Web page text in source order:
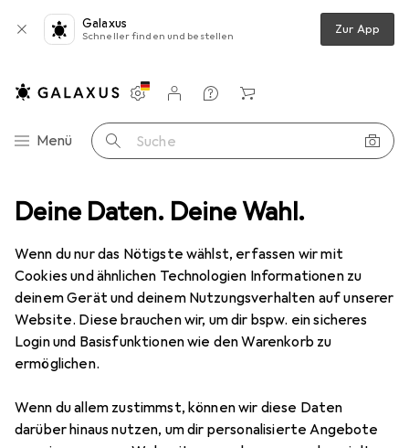
Deine Daten. Deine Wahl.
Wenn du nur das Nötigste wählst, erfassen wir mit
Cookies und ähnlichen Technologien Informationen zu
deinem Gerät und deinem Nutzungsverhalten auf unserer
Website. Diese brauchen wir, um dir bspw. ein sicheres
Login und Basisfunktionen wie den Warenkorb zu
ermöglichen.
Wenn du allem zustimmst, können wir diese Daten
darüber hinaus nutzen, um dir personalisierte Angebote
Galaxus
Schneller finden und bestellen Zur App
Navigation nach Kategorien
Menü Suche
Einstellungen
Kundenkonto
Vergleichslisten
Merklisten
Warenkorb
Wandern Wanderschuhe Nord Trail Street
EUR
86,65
Nord TrailStreet
Zubehör für Nord Trail Street
Hier findest du passendes Zubehör zum Produkt Nord
Trail Street.